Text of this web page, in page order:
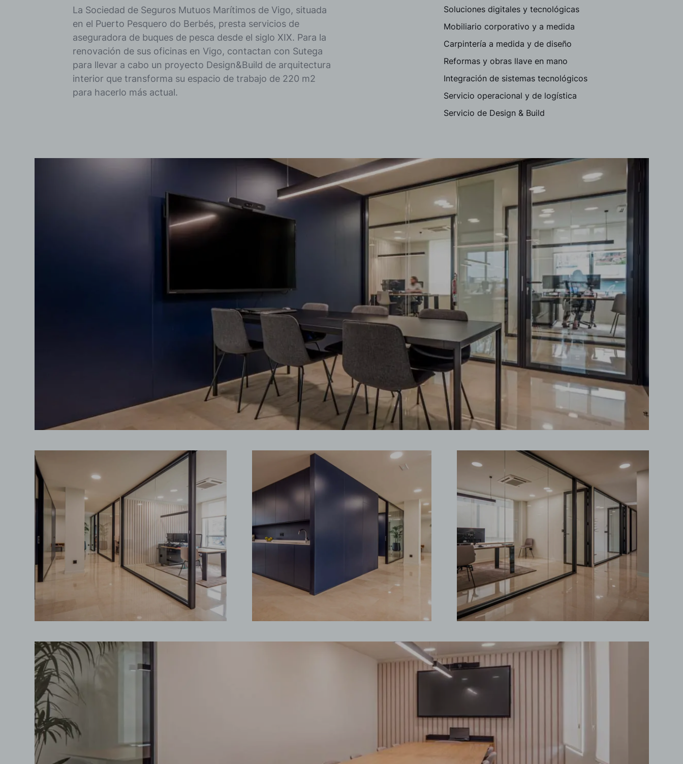
La Sociedad de Seguros Mutuos Marítimos de Vigo, situada
en el Puerto Pesquero do Berbés, presta servicios de
aseguradora de buques de pesca desde el siglo XIX. Para la
renovación de sus oficinas en Vigo, contactan con Sutega
para llevar a cabo un proyecto Design&Build de arquitectura
interior que transforma su espacio de trabajo de 220 m2
para hacerlo más actual.
Soluciones digitales y tecnológicas
Mobiliario corporativo y a medida
Carpintería a medida y de diseño
Reformas y obras llave en mano
Integración de sistemas tecnológicos
Servicio operacional y de logística
Servicio de Design & Build